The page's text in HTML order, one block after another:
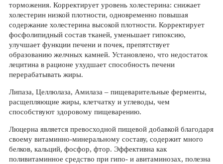
торможения. Корректирует уровень холестерина: снижает
холестерин низкой плотности, одновременно повышая
содержание холестерина высокой плотности. Корректирует
фосфолипидный состав тканей, уменьшает гипоксию,
улучшает функции печени и почек, препятствует
образованию желчных камней. Установлено, что недостаток
лецитина в рационе ухудшает способность печени
перерабатывать жиры.
Липаза, Целлюлаза, Амилаза – пищеварительные ферменты,
расщепляющие жиры, клетчатку и углеводы, чем
способствуют здоровому пищеварению.
Люцерна является превосходной пищевой добавкой благодаря
своему витаминно-минеральному составу, содержит много
белков, кальций, фосфор, фтор. Эффективна как
поливитаминное средство при гипо- и авитаминозах, полезна